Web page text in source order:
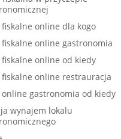
fiskalne online dla kogo
fiskalne online gastronomia
fiskalne online od kiedy
fiskalne online restrauracja
online gastronomia od kiedy
wynajem lokalu